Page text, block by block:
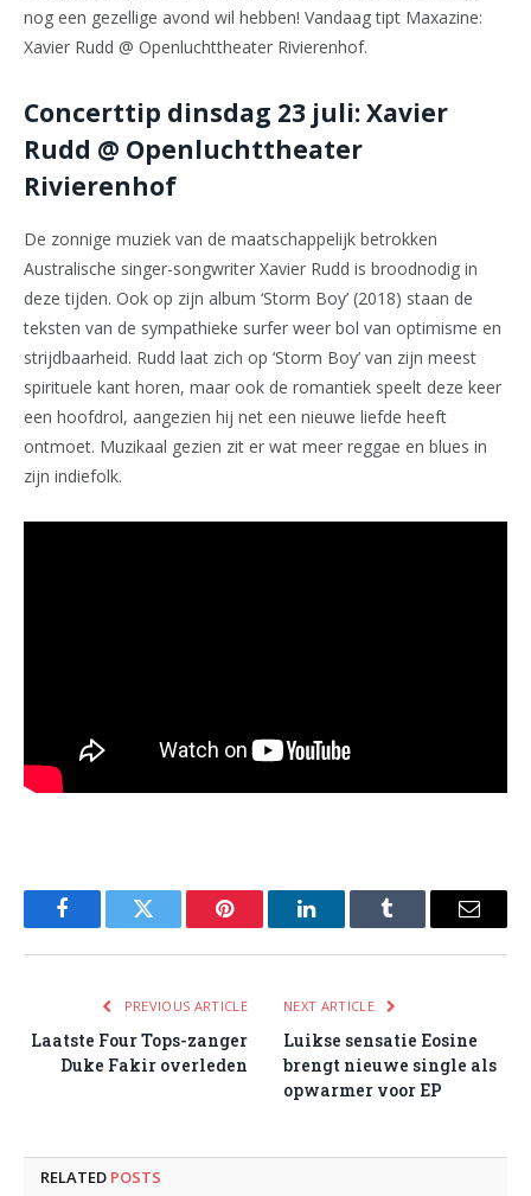
nog een gezellige avond wil hebben! Vandaag tipt Maxazine:
Xavier Rudd @ Openluchttheater Rivierenhof.
Concerttip dinsdag 23 juli: Xavier
Rudd @ Openluchttheater
Rivierenhof
De zonnige muziek van de maatschappelijk betrokken
Australische singer-songwriter Xavier Rudd is broodnodig in
deze tijden. Ook op zijn album ‘Storm Boy’ (2018) staan de
teksten van de sympathieke surfer weer bol van optimisme en
strijdbaarheid. Rudd laat zich op ‘Storm Boy’ van zijn meest
spirituele kant horen, maar ook de romantiek speelt deze keer
een hoofdrol, aangezien hij net een nieuwe liefde heeft
ontmoet. Muzikaal gezien zit er wat meer reggae en blues in
zijn indiefolk.
FacebookTwitter Pinterest LinkedInTumblr Email
PREVIOUS ARTICLE
Laatste Four Tops-zanger
Duke Fakir overleden
NEXT ARTICLE
Luikse sensatie Eosine
brengt nieuwe single als
opwarmer voor EP
RELATED POSTS